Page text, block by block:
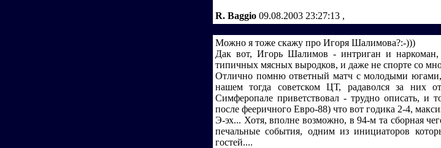
R. Baggio 09.08.2003 23:27:13 ,
Можно я тоже скажу про Игоря Шалимова?:-)))
Дак вот, Игорь Шалимов - интриган и
типичных мясных выродков, и даже не спорте со
Отлично помню ответный матч с молодыми
нашем тогда советском ЦТ, радаволся за
Симферопале приветствовал - трудно описать, и
после фееричного Евро-88) что вот годика 2-4,
Э-эх... Хотя, вполне возможно, в 94-м та сборная
печальные события, одним из инициаторов
гостей....